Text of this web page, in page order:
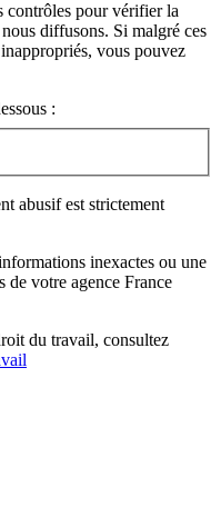
contrôles pour vérifier la
diffusons. Si malgré ces
vous pouvez
:
abusif est strictement
inexactes ou une
de votre agence France
du travail, consultez